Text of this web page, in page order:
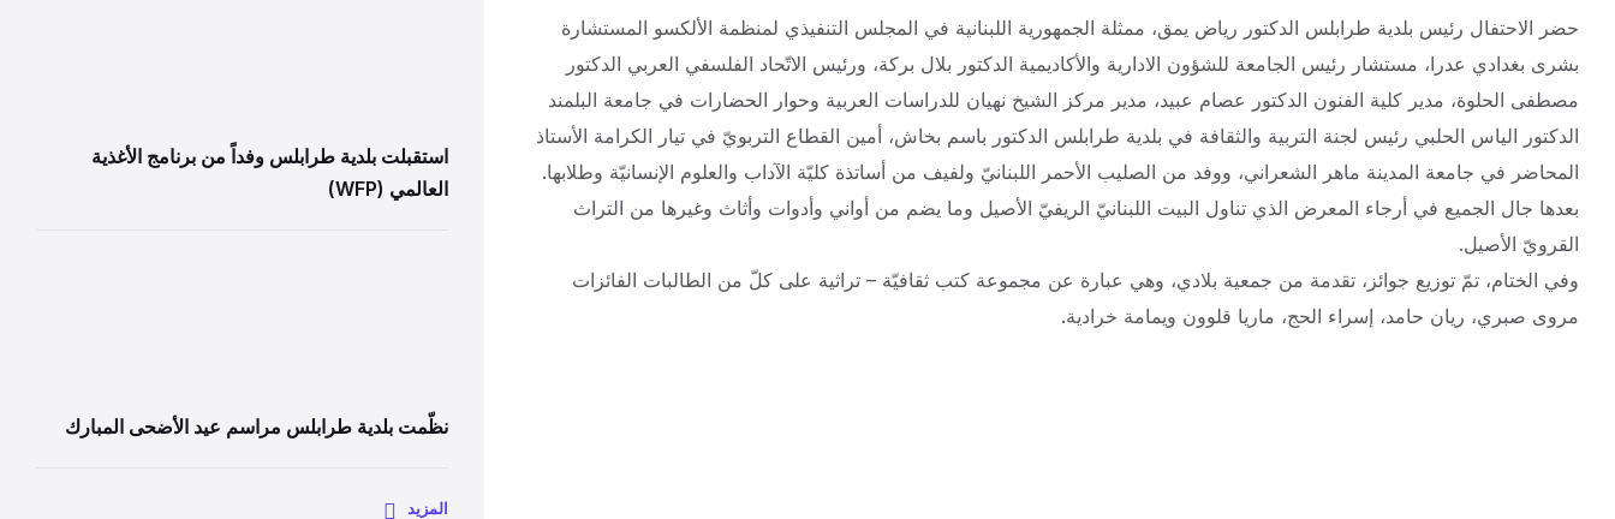
حضر الاحتفال رئيس بلدية طرابلس الدكتور رياض يمق، ممثلة الجمهورية اللبنانية في المجلس التنفيذي لمنظمة الألكسو المستشارة
بشرى بغدادي عدرا، مستشار رئيس الجامعة للشؤون الادارية والأكاديمية الدكتور بلال بركة، ورئيس الاتّحاد الفلسفي العربي الدكتور
مصطفى الحلوة، مدير كلية الفنون الدكتور عصام عبيد، مدير مركز الشيخ نهيان للدراسات العربية وحوار الحضارات في جامعة البلمند
الدكتور الياس الحلبي رئيس لجنة التربية والثقافة في بلدية طرابلس الدكتور باسم بخاش، أمين القطاع التربويّ في تيار الكرامة الأستاذ
المحاضر في جامعة المدينة ماهر الشعراني، ووفد من الصليب الأحمر اللبنانيّ ولفيف من أساتذة كليّة الآداب والعلوم الإنسانيّة وطلابها.
بعدها جال الجميع في أرجاء المعرض الذي تناول البيت اللبنانيّ الريفيّ الأصيل وما يضم من أواني وأدوات وأثاث وغيرها من التراث
القرويّ الأصيل.
وفي الختام، تمّ توزيع جوائز، تقدمة من جمعية بلادي، وهي عبارة عن مجموعة كتب ثقافيّة – تراثية على كلّ من الطالبات الفائزات
مروى صبري، ريان حامد، إسراء الحج، ماريا قلوون ويمامة خرادية.
استقبلت بلدية طرابلس وفداً من برنامج الأغذية
العالمي (WFP)
نظّمت بلدية طرابلس مراسم عيد الأضحى المبارك
المزيد